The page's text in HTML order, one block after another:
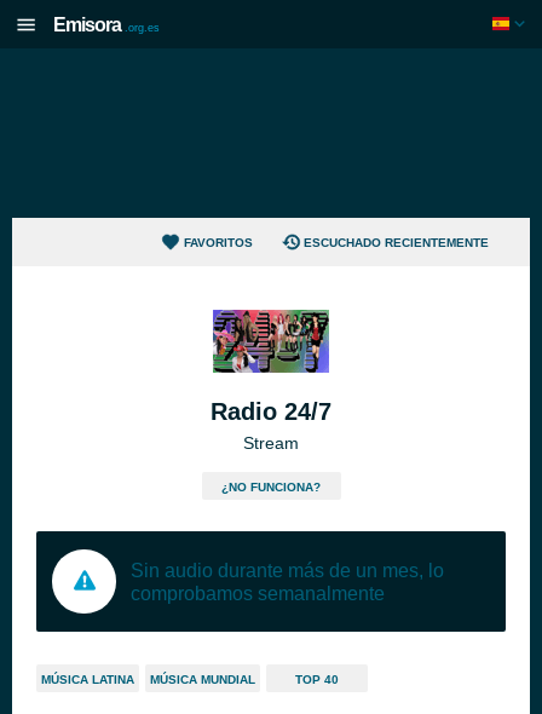
Emisora .org.es
FAVORITOS ESCUCHADO RECIENTEMENTE
Radio 24/7
Stream
¿NO FUNCIONA?
Sin audio durante más de un mes, lo
comprobamos semanalmente
MÚSICA LATINA MÚSICA MUNDIAL TOP 40